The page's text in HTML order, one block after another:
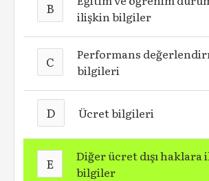
B
ilişkin bilgiler
C
Performans
bilgileri
D Ücret bilgileri
E
Diğer ücret dışı haklara
bilgiler